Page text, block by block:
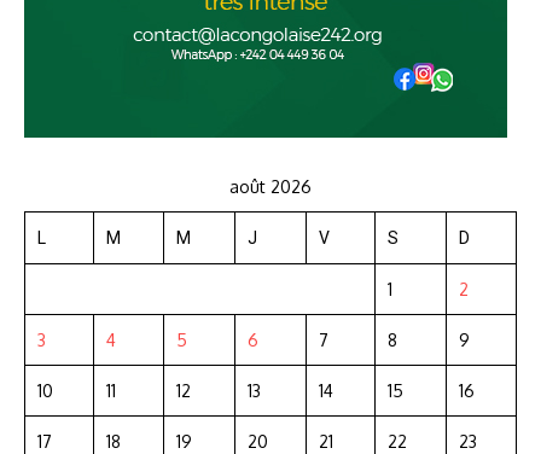
août 2026
L M M J V S D
1 2
3 4 5 6 7 8 9
10 11 12 13 14 15 16
17 18 19 20 21 22 23